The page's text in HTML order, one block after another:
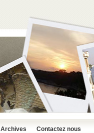
Archives Contactez nous